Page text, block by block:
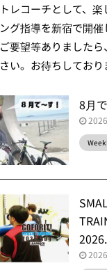
トレコーチとして、
ング指導を新宿で開
ご要望等ありました
さい。お待ちしており
8月